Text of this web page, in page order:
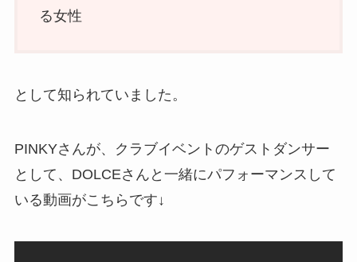
る女性
として知られていました。
PINKYさんが、クラブイベントのゲストダンサー
として、DOLCEさんと一緒にパフォーマンスして
いる動画がこちらです↓